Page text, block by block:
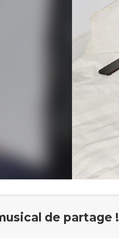
de partage !